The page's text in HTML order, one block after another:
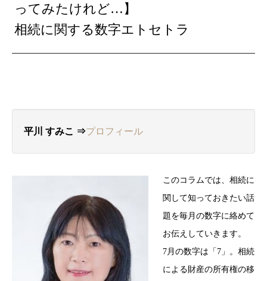
ってみたけれど…】
相続に関する数字エトセトラ
平川 すみこ ⇒プロフィール
このコラムでは、相続に
関して知っておきたい話
題を毎月の数字に絡めて
お伝えしていきます。
7月の数字は「7」。相続
による財産の所有権の移